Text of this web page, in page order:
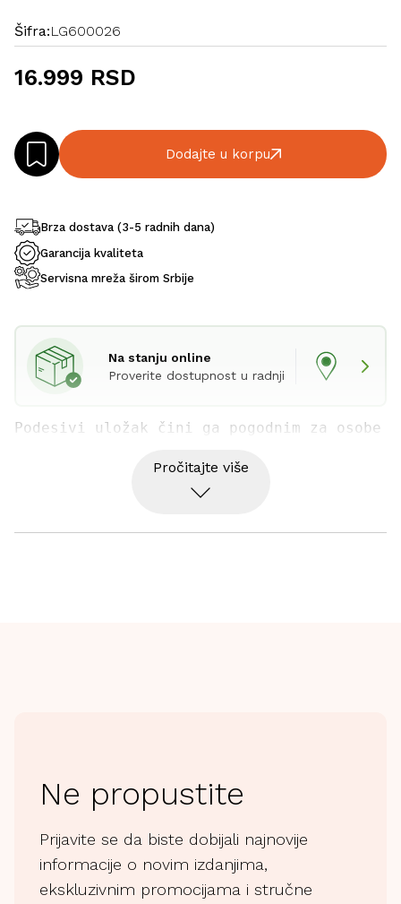
Šifra:LG600026
16.999 RSD
Dodajte u korpu
Brza dostava (3-5 radnih dana)
Garancija kvaliteta
Servisna mreža širom Srbije
Na stanju online
Proverite dostupnost u radnji
Podesivi uložak čini ga pogodnim za
Pročitajte više
Ne propustite
Prijavite se da biste dobijali najnovije
informacije o novim izdanjima,
ekskluzivnim promocijama i stručne